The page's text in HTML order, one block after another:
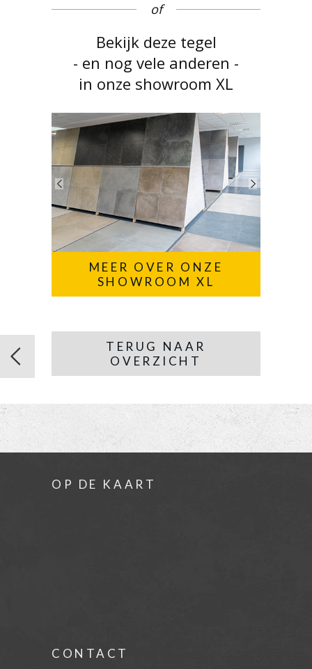
of
Bekijk deze tegel
- en nog vele anderen -
in onze showroom XL
MEER OVER ONZE
SHOWROOM XL
TERUG NAAR
OVERZICHT
OP DE KAART
CONTACT